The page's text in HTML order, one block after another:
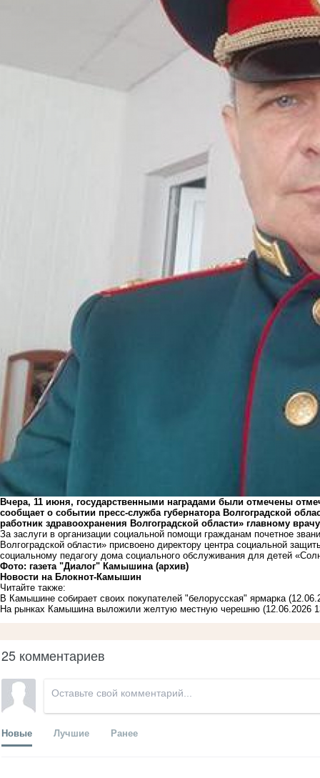
Вчера, 11 июня, государственными наградами были отмечены
сообщает о событии пресс-служба губернатора Волгоградской
работник здравоохранения Волгоградской области» главному
За заслуги в организации социальной помощи гражданам почетное
Волгоградской области» присвоено директору центра социальной
социальному педагогу дома социального обслуживания для детей
Фото: газета "Диалог" Камышина (архив)
Новости на Блoкнoт-Камышин
Читайте также:
В Камышине собирает своих покупателей "белорусская" ярмарка
На рынках Камышина выложили желтую местную черешню (12.06.2026
25 комментариев
Новые Лучшие Ранее